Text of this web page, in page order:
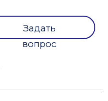
Задать
вопрос